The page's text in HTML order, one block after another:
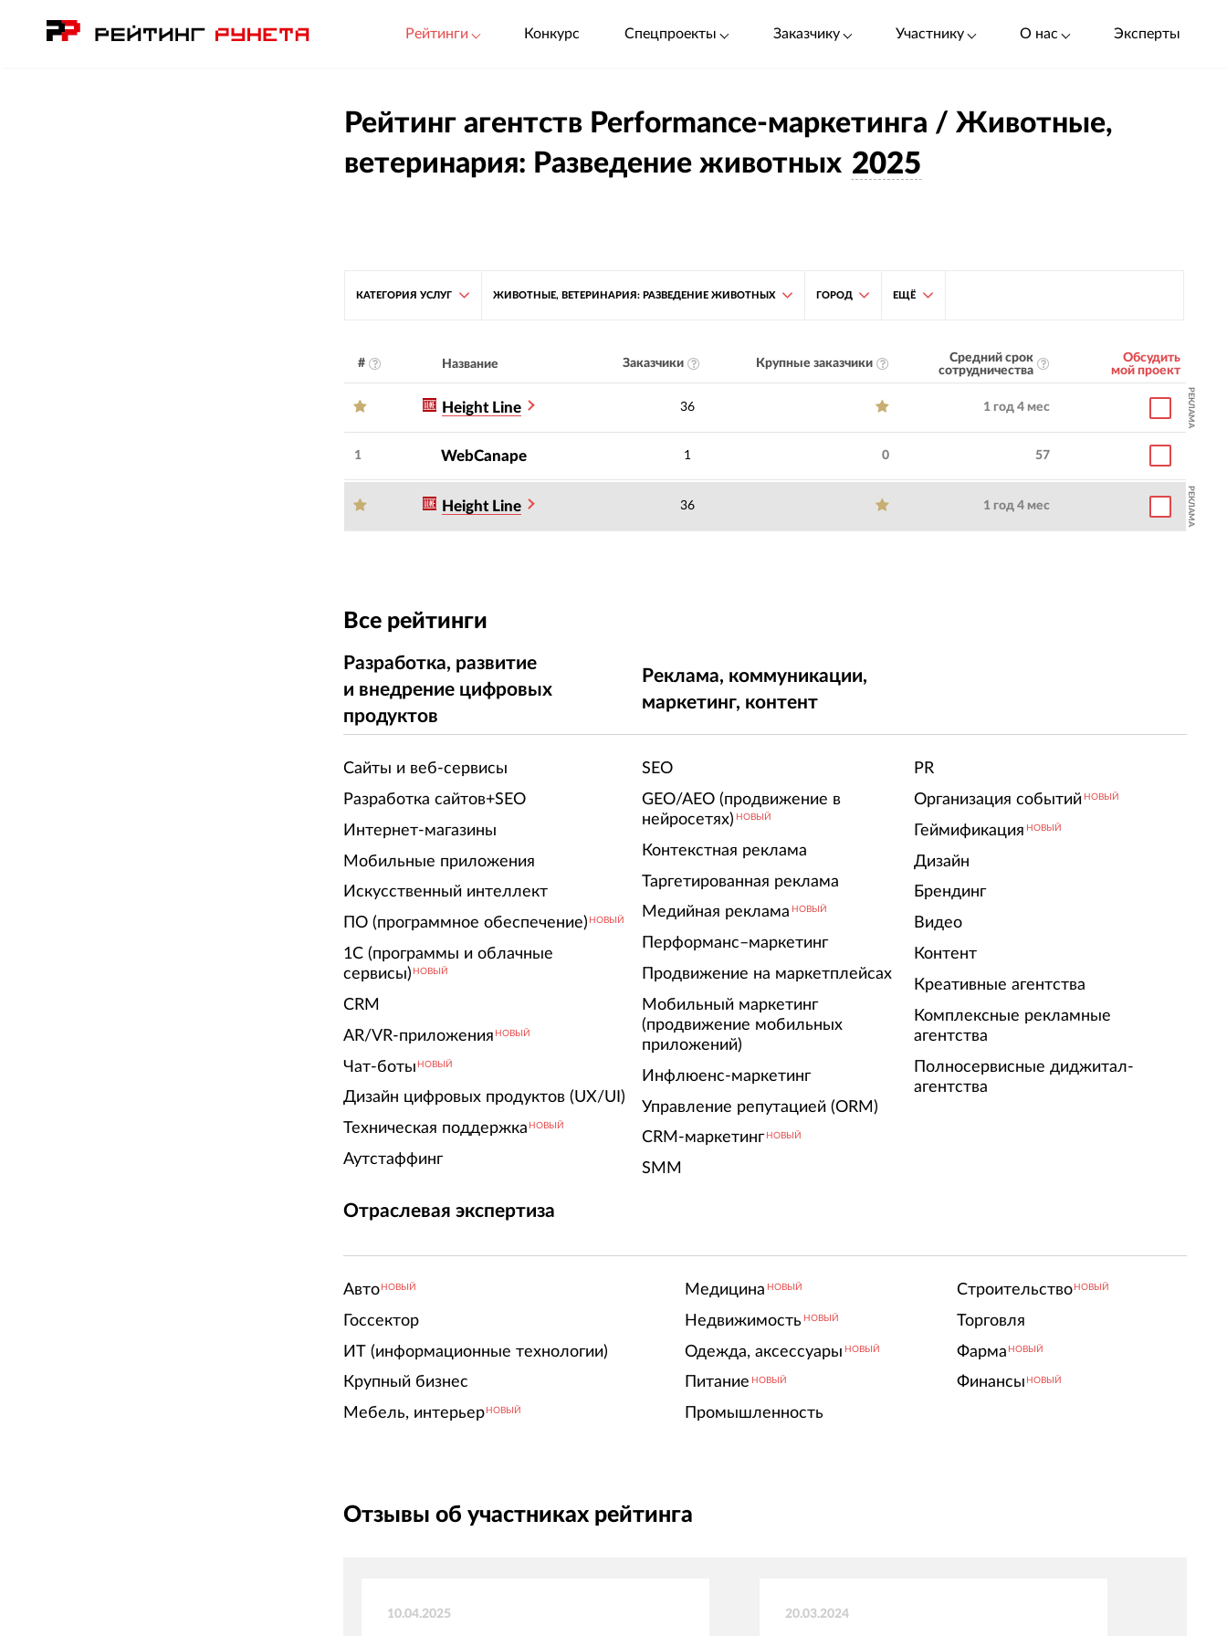
Рейтинги Конкурс Спецпроекты Заказчику Участнику О нас Эксперты
Рейтинг агентств Performance-маркетинга / Животные,
ветеринария: Разведение животных 2025
КАТЕГОРИЯ УСЛУГ ЖИВОТНЫЕ, ВЕТЕРИНАРИЯ: РАЗВЕДЕНИЕ ЖИВОТНЫХ ГОРОД ЕЩЁ
# Название Заказчики Крупные заказчики
Средний срок
сотрудничества
Обсудить
мой проект
Height Line 36 1 год 4 мес РЕКЛАМА
1 WebCanape 1 0 57
Height Line 36 1 год 4 мес РЕКЛАМА
Все рейтинги
Разработка, развитие
и внедрение цифровых
продуктов
Сайты и веб-сервисы
Разработка сайтов+SEO
Интернет-магазины
Мобильные приложения
Искусственный интеллект
ПО (программное обеспечение) НОВЫЙ
1С (программы и облачные
сервисы) НОВЫЙ
CRM
AR/VR-приложения НОВЫЙ
Чат-боты НОВЫЙ
Дизайн цифровых продуктов (UX/UI)
Техническая поддержка НОВЫЙ
Аутстаффинг
Реклама, коммуникации,
маркетинг, контент
SEO
GEO/AEO (продвижение в
нейросетях) НОВЫЙ
Контекстная реклама
Таргетированная реклама
Медийная реклама НОВЫЙ
Перформанс–маркетинг
Продвижение на маркетплейсах
Мобильный маркетинг
(продвижение мобильных
приложений)
Инфлюенс-маркетинг
Управление репутацией (ORM)
CRM-маркетинг НОВЫЙ
SMM
PR
Организация событий НОВЫЙ
Геймификация НОВЫЙ
Дизайн
Брендинг
Видео
Контент
Креативные агентства
Комплексные рекламные
агентства
Полносервисные диджитал-
агентства
Отраслевая экспертиза
Авто НОВЫЙ
Госсектор
ИТ (информационные технологии)
Крупный бизнес
Мебель, интерьер НОВЫЙ
Медицина НОВЫЙ
Недвижимость НОВЫЙ
Одежда, аксессуары НОВЫЙ
Питание НОВЫЙ
Промышленность
Строительство НОВЫЙ
Торговля
Фарма НОВЫЙ
Финансы НОВЫЙ
Отзывы об участниках рейтинга
10.04.2025 20.03.2024